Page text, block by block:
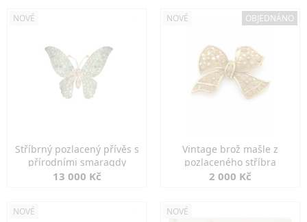
NOVÉ
Stříbrný pozlacený přívěs s
přírodními smaragdy
13 000 Kč
NOVÉ OBJEDNÁNO
Vintage brož mašle z
pozlaceného stříbra
2 000 Kč
NOVÉ NOVÉ